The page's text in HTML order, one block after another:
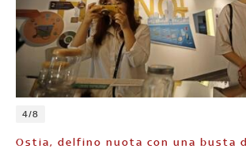
4/8
Ostia, delfino nuota con una busta di plastica